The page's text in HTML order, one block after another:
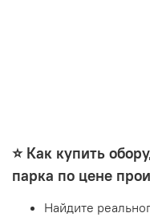
⭐️ Как купить
парка по цене
Найдите